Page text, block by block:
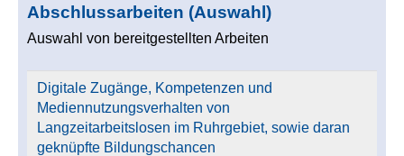
Abschlussarbeiten (Auswahl)
Auswahl von bereitgestellten Arbeiten
Digitale Zugänge, Kompetenzen und
Mediennutzungsverhalten von
Langzeitarbeitslosen im Ruhrgebiet, sowie daran
geknüpfte Bildungschancen